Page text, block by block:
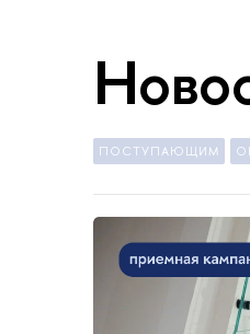
ПОСТУПАЮЩИМ